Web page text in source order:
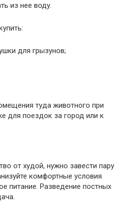
из нее воду.
для грызунов;
туда животного при
для поездок за город или к
от худой, нужно завести пару
комфортные условия
питание. Разведение постных